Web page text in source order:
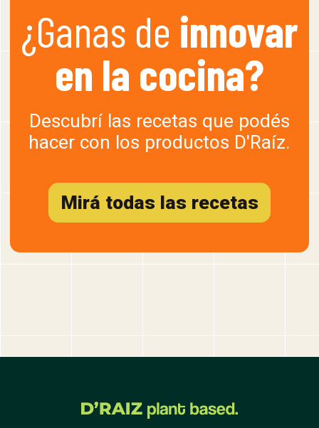
¿Ganas de innovar
en la cocina?
Descubrí las recetas que podés
hacer con los productos D'Raíz.
Mirá todas las recetas